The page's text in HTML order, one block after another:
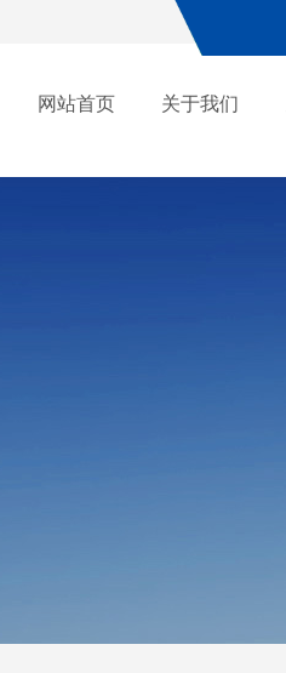
网站首页 关于我们